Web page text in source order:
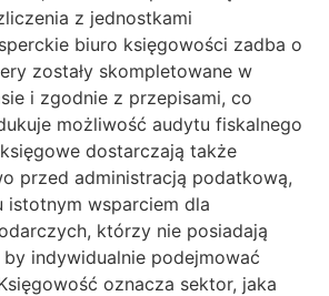
z jednostkami
biuro księgowości zadba o
zostały skompletowane w
i zgodnie z przepisami, co
możliwość audytu fiskalnego
dostarczają także
przed administracją podatkową,
istotnym wsparciem dla
którzy nie posiadają
indywidualnie podejmować
oznacza sektor, jaka